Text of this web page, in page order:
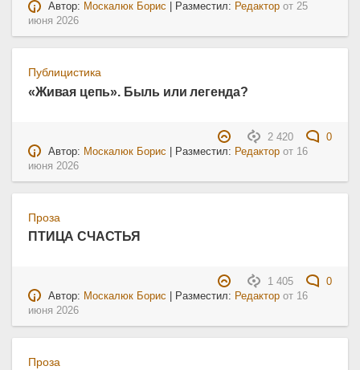
Автор: Москалюк Борис | Разместил: Редактор от25
июня 2026
Публицистика
«Живая цепь». Быль или легенда?
2 420
0
Автор: Москалюк Борис | Разместил: Редактор от 16
июня 2026
Проза
ПТИЦА СЧАСТЬЯ
1 405
0
Автор: Москалюк Борис | Разместил: Редактор от 16
июня 2026
Проза